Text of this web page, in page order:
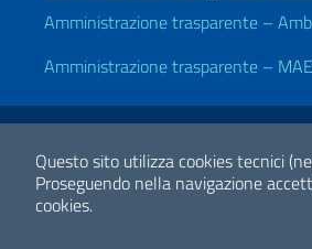
Questo sito utilizza cookies tecnici
Proseguendo nella navigazione
cookies.
Amministrazione trasparente –
Amministrazione trasparente –
Link Utili